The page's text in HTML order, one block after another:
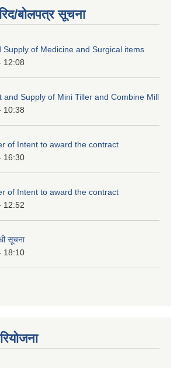
बोलपत्र सूचना
Supply of Medicine and Surgical items
12:08
and Supply of Mini Tiller and Combine Mill
10:38
of Intent to award the contract
16:30
of Intent to award the contract
12:52
सूचना
18:10